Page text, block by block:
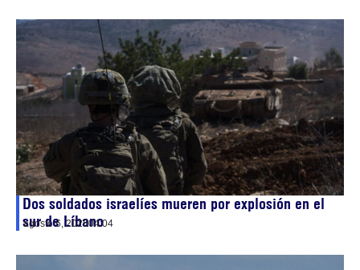
Dos soldados israelíes mueren por explosión en el
sur de Líbano
agosto 6, 202604:04